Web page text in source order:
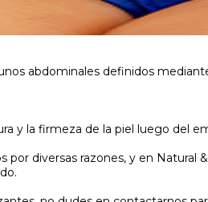
abdominales definidos
y la firmeza de la piel luego del
diversas razones, y en